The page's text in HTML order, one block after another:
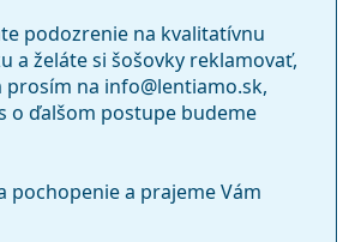
podozrenie na kvalitatívnu
a želáte si šošovky reklamovať,
prosím na info@lentiamo.sk,
o ďalšom postupe budeme
pochopenie a prajeme Vám